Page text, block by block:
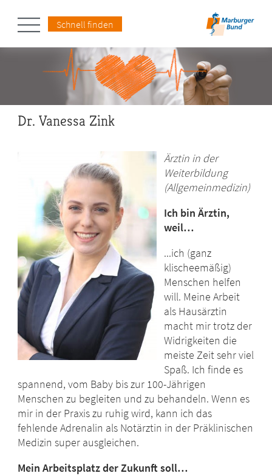
Schnell finden
Dr. Vanessa Zink
Ärztin in der
Weiterbildung
(Allgemeinmedizin)
Ich bin Ärztin,
weil…
...ich (ganz
klischeemäßig)
Menschen helfen
will. Meine Arbeit
als Hausärztin
macht mir trotz der
Widrigkeiten die
meiste Zeit sehr viel
Spaß. Ich finde es
spannend, vom Baby bis zur 100-Jährigen
Menschen zu begleiten und zu behandeln. Wenn es
mir in der Praxis zu ruhig wird, kann ich das
fehlende Adrenalin als Notärztin in der Präklinischen
Medizin super ausgleichen.
Mein Arbeitsplatz der Zukunft soll…